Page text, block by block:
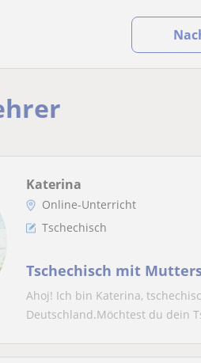
Katerina
Online-Unterricht
Tschechisch
Tschechisch mit
Ahoj! Ich bin Katerina,
Deutschland.Möchtest du dein